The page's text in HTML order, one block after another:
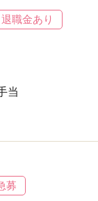
退職金あり
当
募